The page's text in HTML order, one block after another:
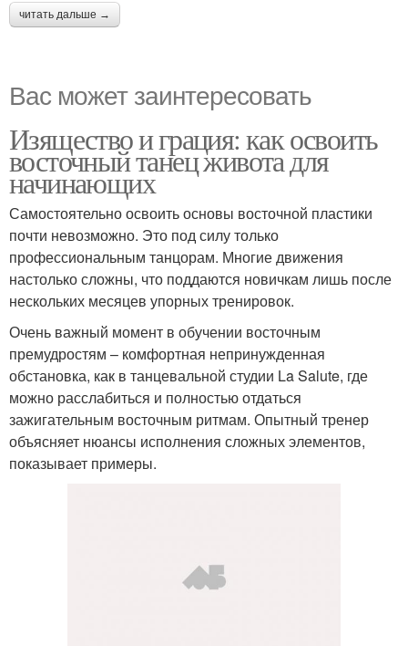
читать дальше →
Вас может заинтересовать
Изящество и грация: как освоить
восточный танец живота для
начинающих
Самостоятельно освоить основы восточной пластики
почти невозможно. Это под силу только
профессиональным танцорам. Многие движения
настолько сложны, что поддаются новичкам лишь после
нескольких месяцев упорных тренировок.
Очень важный момент в обучении восточным
премудростям – комфортная непринужденная
обстановка, как в танцевальной студии La Salute, где
можно расслабиться и полностью отдаться
зажигательным восточным ритмам. Опытный тренер
объясняет нюансы исполнения сложных элементов,
показывает примеры.